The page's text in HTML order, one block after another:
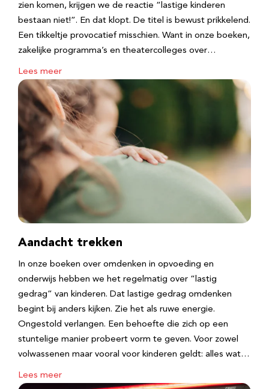
zien komen, krijgen we de reactie “lastige kinderen
bestaan niet!”. En dat klopt. De titel is bewust prikkelend.
Een tikkeltje provocatief misschien. Want in onze boeken,
zakelijke programma’s en theatercolleges over…
Lees meer
Aandacht trekken
In onze boeken over omdenken in opvoeding en
onderwijs hebben we het regelmatig over “lastig
gedrag” van kinderen. Dat lastige gedrag omdenken
begint bij anders kijken. Zie het als ruwe energie.
Ongestold verlangen. Een behoefte die zich op een
stuntelige manier probeert vorm te geven. Voor zowel
volwassenen maar vooral voor kinderen geldt: alles wat…
Lees meer